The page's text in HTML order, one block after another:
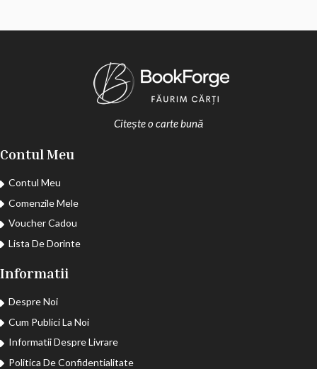
Citește o carte bună
Contul Meu
Contul Meu
Comenzile Mele
Voucher Cadou
Lista De Dorinte
Informatii
Despre Noi
Cum Publici La Noi
Informatii Despre Livrare
Politica De Confidentialitate